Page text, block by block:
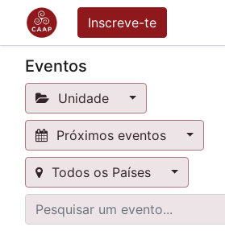
Inscreve-te
Eventos
Unidade
Próximos eventos
Todos os Países